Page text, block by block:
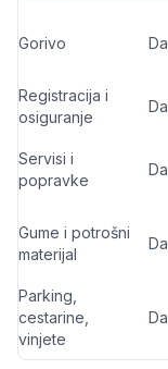
Gorivo Da
Registracija i
osiguranje
Da
Servisi i
popravke
Da
Gume i potrošni
materijal
Da
Parking,
cestarine,
vinjete
Da